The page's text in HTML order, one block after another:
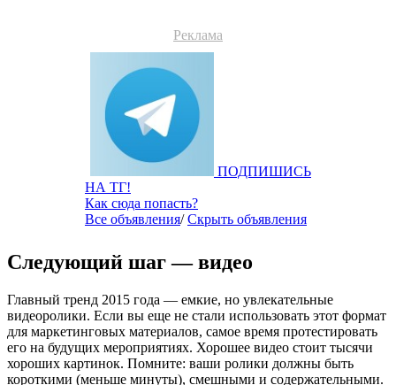
Реклама
ПОДПИШИСЬ
НА ТГ!
Как сюда попасть?
Все объявления/Скрыть объявления
Следующий шаг — видео
Главный тренд 2015 года — емкие, но увлекательные
видеоролики. Если вы еще не стали использовать этот формат
для маркетинговых материалов, самое время протестировать
его на будущих мероприятиях. Хорошее видео стоит тысячи
хороших картинок. Помните: ваши ролики должны быть
короткими (меньше минуты), смешными и содержательными.